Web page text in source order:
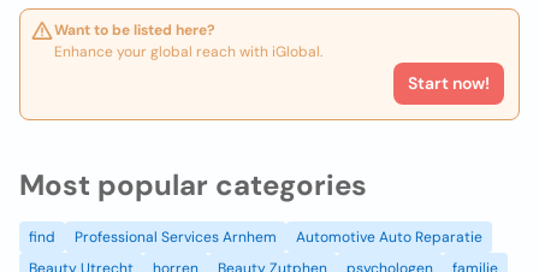
Want to be listed here?
Enhance your global reach with iGlobal.
Start now!
Most popular categories
find Professional Services Arnhem
Automotive Auto Reparatie